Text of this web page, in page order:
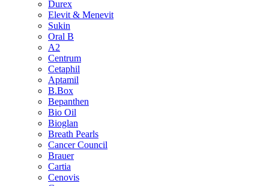
Durex
Elevit & Menevit
Sukin
Oral B
A2
Centrum
Cetaphil
Aptamil
B.Box
Bepanthen
Bio Oil
Bioglan
Breath Pearls
Cancer Council
Brauer
Cartia
Cenovis